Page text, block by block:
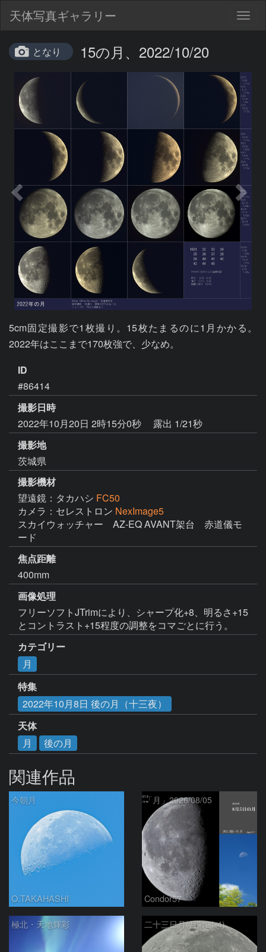
天体写真ギャラリー
となり 15の月、2022/10/20
5cm固定撮影で1枚撮り。15枚たまるのに1月かかる。
2022年はここまで170枚強で、少なめ。
ID
#86414
撮影日時
2022年10月20日 2時15分0秒
露出 1/21秒
撮影地
茨城県
撮影機材
望遠鏡：タカハシ FC50
カメラ：セレストロン NexImage5
スカイウォッチャー　AZ-EQ AVANT架台　赤道儀モ
ード
焦点距離
400mm
画像処理
フリーソフトJTrimにより、シャープ化+8、明るさ+15
とコントラスト+15程度の調整をコマごとに行う。
カテゴリー
月
特集
2022年10月8日 後の月（十三夜）
天体
月
後の月
関連作品
今朝月
O.TAKAHASHI
「月」2026/08/05
Condor57
極北・天地輝彩 二十三日月(月齢21.4)